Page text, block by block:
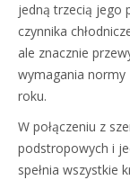
jedną trzecią jego
czynnika
ale znacznie
wymagania normy
roku.
W połączeniu z
podstropowych i
spełnia wszystkie